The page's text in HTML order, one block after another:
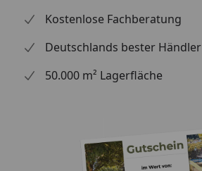
Kostenlose Fachberatung
Deutschlands bester Händler
50.000 m² Lagerfläche